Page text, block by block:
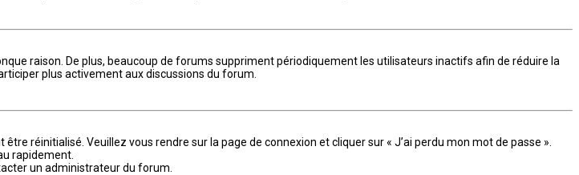
raison. De plus, beaucoup de forums suppriment périodiquement les utilisateurs inactifs afin de réduire la
plus activement aux discussions du forum.
réinitialisé. Veuillez vous rendre sur la page de connexion et cliquer sur « J’ai perdu mon mot de passe ».
rapidement.
un administrateur du forum.